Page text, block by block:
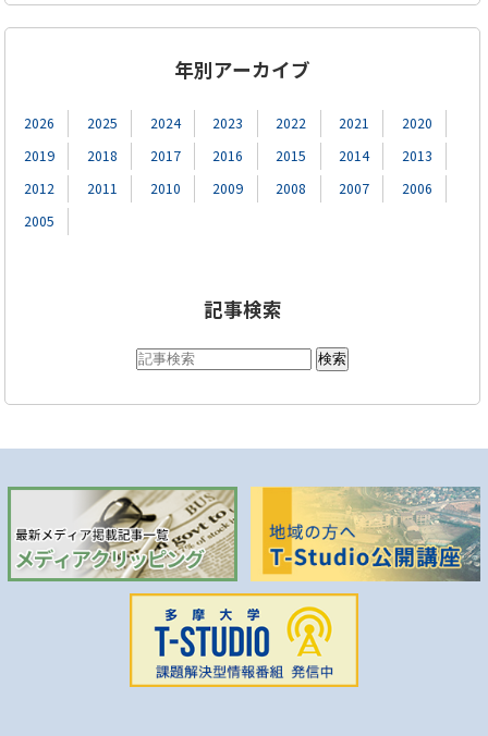
年別アーカイブ
2026 2025 2024 2023 2022 2021
2020
2019
2018 2017 2016 2015 2014
2013
2012
2011 2010 2009 2008 2007
2006
2005
記事検索